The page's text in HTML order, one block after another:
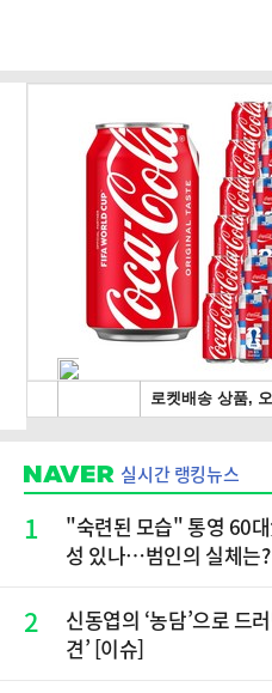
실시간 랭킹뉴스
1
"숙련된 모습" 통영 60
성 있나…범인의 실체는?
2
신동엽의 ‘농담’으로 드
견’ [이슈]